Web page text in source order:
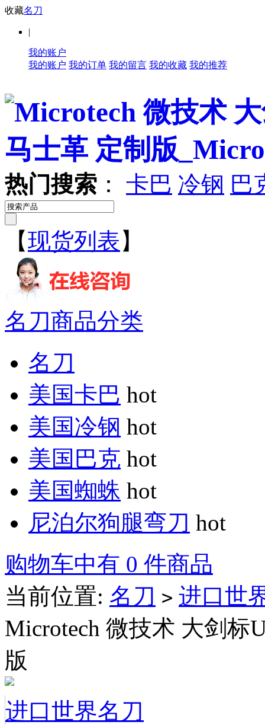
收藏名刀
|
我的账户
我的账户 我的订单 我的留言 我的收藏 我的推荐
热门搜索 ： 卡巴 冷钢 巴
【现货列表 】
名刀商品分类
名刀
美国卡巴 hot
美国冷钢 hot
美国巴克 hot
美国蜘蛛 hot
尼泊尔狗腿弯刀 hot
购物车中有 0 件商品
当前位置: 名刀 > 进口世
Microtech 微技术 大剑标
版
进口世界名刀